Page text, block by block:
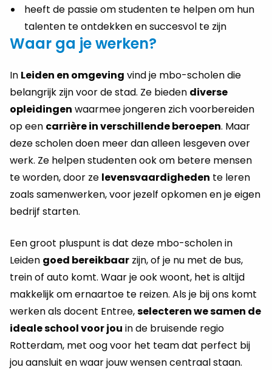
heeft de passie om studenten te helpen om hun
talenten te ontdekken en succesvol te zijn
Waar ga je werken?
In Leiden en omgeving vind je mbo-scholen die
belangrijk zijn voor de stad. Ze bieden diverse
opleidingen waarmee jongeren zich voorbereiden
op een carrière in verschillende beroepen. Maar
deze scholen doen meer dan alleen lesgeven over
werk. Ze helpen studenten ook om betere mensen
te worden, door ze levensvaardigheden te leren
zoals samenwerken, voor jezelf opkomen en je eigen
bedrijf starten.
Een groot pluspunt is dat deze mbo-scholen in
Leiden goed bereikbaar zijn, of je nu met de bus,
trein of auto komt. Waar je ook woont, het is altijd
makkelijk om ernaartoe te reizen. Als je bij ons komt
werken als docent Entree,selecteren we samen de
ideale school voor jou in de bruisende regio
Rotterdam, met oog voor het team dat perfect bij
jou aansluit en waar jouw wensen centraal staan.